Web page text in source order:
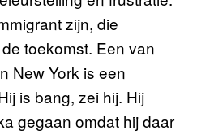
zijn, die
toekomst. Een van
New York is een
is bang, zei hij. Hij
gegaan omdat hij daar